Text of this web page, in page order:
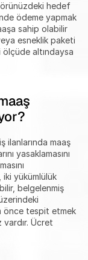
hedef
ödeme yapmak
sahip olabilir
esneklik paketi
ölçüde altındaysa
ilanlarında maaş
yasaklamasını
iki yükümlülük
belgelenmiş
önce tespit etmek
Ücret